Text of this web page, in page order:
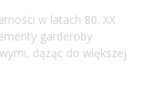
w latach 80. XX
garderoby
dążąc do większej